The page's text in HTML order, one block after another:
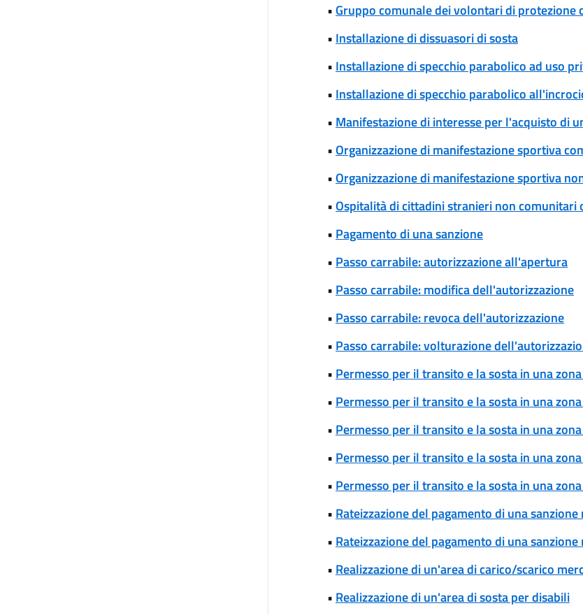
• Gruppo comunale dei volontari di
• Installazione di dissuasori di sosta
• Installazione di specchio parabolico ad uso
• Installazione di specchio parabolico
• Manifestazione di interesse per l'acquisto di
•Organizzazione di manifestazione sportiva
•Organizzazione di manifestazione sportiva
•Ospitalità di cittadini stranieri non comunitari
• Pagamento di una sanzione
• Passo carrabile: autorizzazione all'apertura
• Passo carrabile: modifica dell'autorizzazione
• Passo carrabile: revoca dell'autorizzazione
• Passo carrabile: volturazione
• Permesso per il transito e la sosta in una
• Permesso per il transito e la sosta in una
• Permesso per il transito e la sosta in una
• Permesso per il transito e la sosta in una
• Permesso per il transito e la sosta in una
• Rateizzazione del pagamento di una
• Rateizzazione del pagamento di una
• Realizzazione di un'area di carico/scarico
• Realizzazione di un'area di sosta per disabili